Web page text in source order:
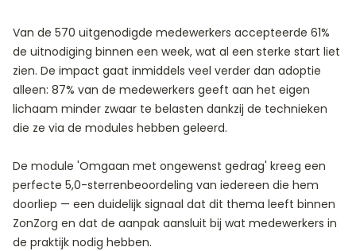
Van de 570 uitgenodigde medewerkers accepteerde 61%
de uitnodiging binnen een week, wat al een sterke start liet
zien. De impact gaat inmiddels veel verder dan adoptie
alleen: 87% van de medewerkers geeft aan het eigen
lichaam minder zwaar te belasten dankzij de technieken
die ze via de modules hebben geleerd.
De module 'Omgaan met ongewenst gedrag' kreeg een
perfecte 5,0-sterrenbeoordeling van iedereen die hem
doorliep — een duidelijk signaal dat dit thema leeft binnen
ZonZorg en dat de aanpak aansluit bij wat medewerkers in
de praktijk nodig hebben.